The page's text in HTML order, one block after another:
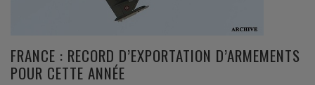
FRANCE : RECORD D’EXPORTATION D’ARMEMENTS
POUR CETTE ANNÉE